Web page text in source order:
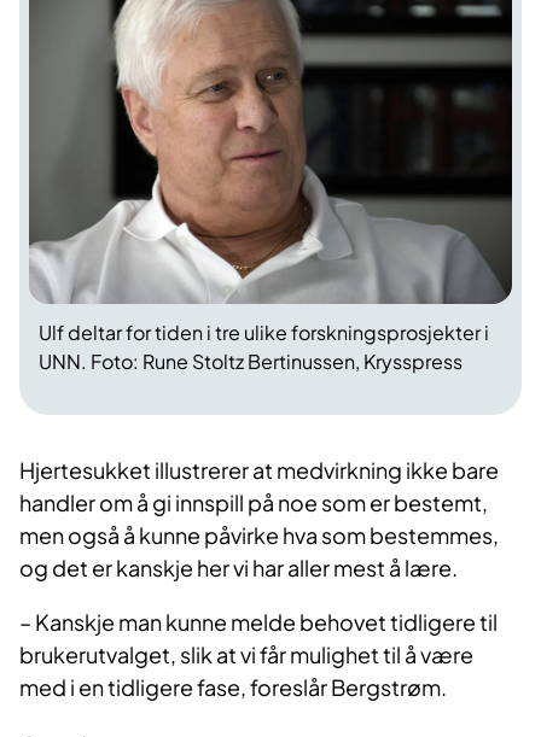
Ulf deltar for tiden i tre ulike forskningsprosjekter i
UNN. Foto: Rune Stoltz Bertinussen, Krysspress
Hjertesukket illustrerer at medvirkning ikke bare
handler om å gi innspill på noe som er bestemt,
men også å kunne påvirke hva som bestemmes,
og det er kanskje her vi har aller mest å lære.
– Kanskje man kunne melde behovet tidligere til
brukerutvalget, slik at vi får mulighet til å være
med i en tidligere fase, foreslår Bergstrøm.